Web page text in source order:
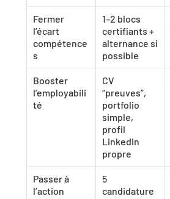
Fermer
l’écart
compétence
s
1–2 blocs
certifiants +
alternance si
possible
Booster
l’employabili
té
CV
“preuves”,
portfolio
simple,
profil
LinkedIn
propre
Passer à
l’action
5
candidature